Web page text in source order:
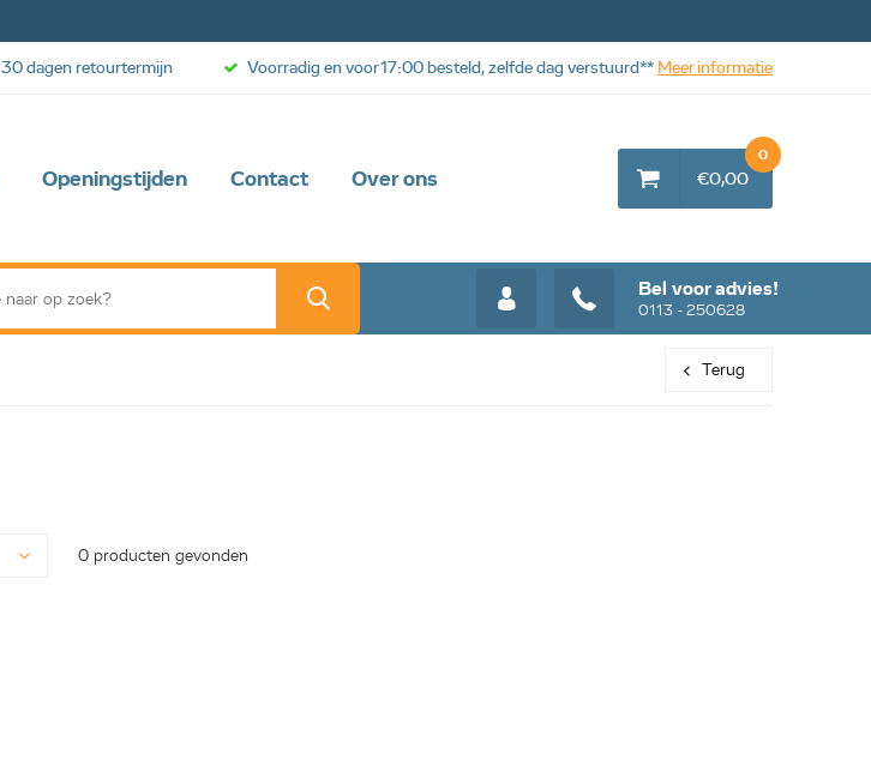
Openingstijden Contact Over ons
Bel voor advies!
0113 - 250628
€0,00
0
30 dagen retourtermijn Voorradig en voor 17:00 besteld, zelfde dag verstuurd** Meer informatie
Terug
0 producten gevonden